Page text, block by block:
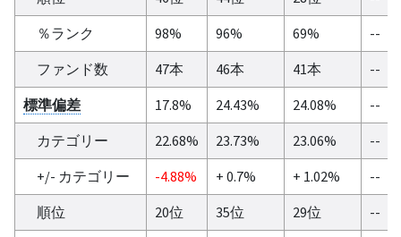
％ランク
98% 96% 69%
--
ファンド数
47本 46本 41本
--
標準偏差
17.8% 24.43% 24.08%
--
カテゴリー
22.68% 23.73% 23.06%
--
+/- カテゴリー
-4.88% + 0.7% + 1.02%
--
順位
20位 35位 29位
--